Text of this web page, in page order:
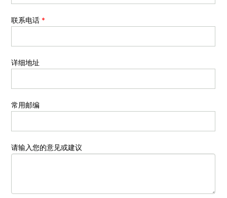
联系电话 *
详细地址
常用邮编
请输入您的意见或建议